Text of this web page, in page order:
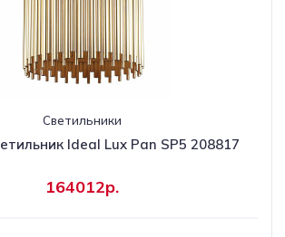
Светильники
Ideal Lux Pan SP5 208817
164012р.